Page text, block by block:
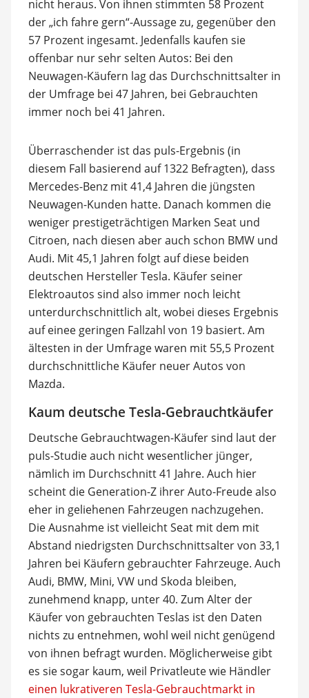
nicht heraus. Von ihnen stimmten 58 Prozent
der „ich fahre gern“-Aussage zu, gegenüber den
57 Prozent ingesamt. Jedenfalls kaufen sie
offenbar nur sehr selten Autos: Bei den
Neuwagen-Käufern lag das Durchschnittsalter in
der Umfrage bei 47 Jahren, bei Gebrauchten
immer noch bei 41 Jahren.
Überraschender ist das puls-Ergebnis (in
diesem Fall basierend auf 1322 Befragten), dass
Mercedes-Benz mit 41,4 Jahren die jüngsten
Neuwagen-Kunden hatte. Danach kommen die
weniger prestigeträchtigen Marken Seat und
Citroen, nach diesen aber auch schon BMW und
Audi. Mit 45,1 Jahren folgt auf diese beiden
deutschen Hersteller Tesla. Käufer seiner
Elektroautos sind also immer noch leicht
unterdurchschnittlich alt, wobei dieses Ergebnis
auf einee geringen Fallzahl von 19 basiert. Am
ältesten in der Umfrage waren mit 55,5 Prozent
durchschnittliche Käufer neuer Autos von
Mazda.
Kaum deutsche Tesla-Gebrauchtkäufer
Deutsche Gebrauchtwagen-Käufer sind laut der
puls-Studie auch nicht wesentlicher jünger,
nämlich im Durchschnitt 41 Jahre. Auch hier
scheint die Generation-Z ihrer Auto-Freude also
eher in geliehenen Fahrzeugen nachzugehen.
Die Ausnahme ist vielleicht Seat mit dem mit
Abstand niedrigsten Durchschnittsalter von 33,1
Jahren bei Käufern gebrauchter Fahrzeuge. Auch
Audi, BMW, Mini, VW und Skoda bleiben,
zunehmend knapp, unter 40. Zum Alter der
Käufer von gebrauchten Teslas ist den Daten
nichts zu entnehmen, wohl weil nicht genügend
von ihnen befragt wurden. Möglicherweise gibt
es sie sogar kaum, weil Privatleute wie Händler
einen lukrativeren Tesla-Gebrauchtmarkt in